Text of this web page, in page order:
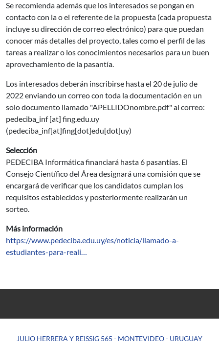
Se recomienda además que los interesados se pongan en
contacto con la o el referente de la propuesta (cada propuesta
incluye su dirección de correo electrónico) para que puedan
conocer más detalles del proyecto, tales como el perfil de las
tareas a realizar o los conocimientos necesarios para un buen
aprovechamiento de la pasantía.
Los interesados deberán inscribirse hasta el 20 de julio de
2022 enviando un correo con toda la documentación en un
solo documento llamado "APELLIDOnombre.pdf" al correo:
pedeciba_inf[at] fing.edu.uy
(pedeciba_inf[at]fing[dot]edu[dot]uy)
Selección
PEDECIBA Informática financiará hasta 6 pasantías. El
Consejo Científico del Área designará una comisión que se
encargará de verificar que los candidatos cumplan los
requisitos establecidos y posteriormente realizarán un
sorteo.
Más información
https://www.pedeciba.edu.uy/es/noticia/llamado-a-
estudiantes-para-reali…
JULIO HERRERA Y REISSIG 565 - MONTEVIDEO - URUGUAY